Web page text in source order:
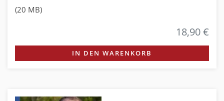
(20 MB)
18,90 €
IN DEN WARENKORB